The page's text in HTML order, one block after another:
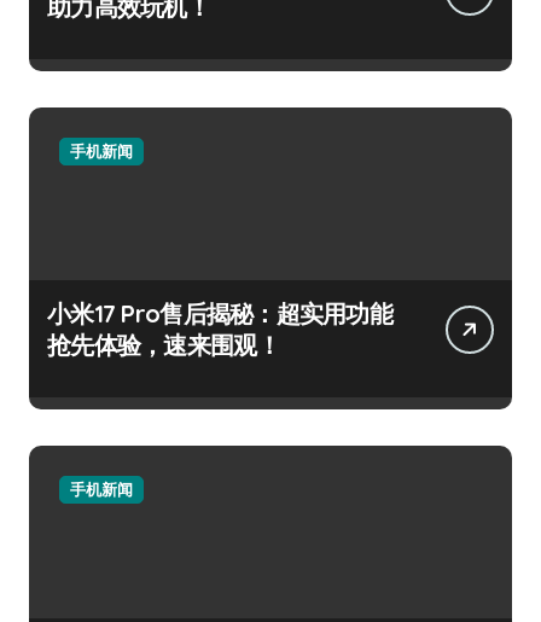
助力高效玩机！
手机新闻
小米17 Pro售后揭秘：超实用功能
抢先体验，速来围观！
手机新闻